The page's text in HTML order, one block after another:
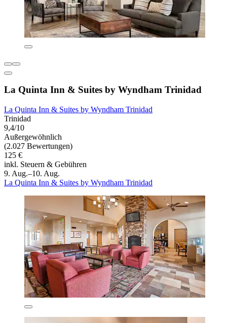
La Quinta Inn & Suites by Wyndham Trinidad
La Quinta Inn & Suites by Wyndham Trinidad
Trinidad
9,4/10
Außergewöhnlich
(2.027 Bewertungen)
125 €
inkl. Steuern & Gebühren
9. Aug.–10. Aug.
La Quinta Inn & Suites by Wyndham Trinidad